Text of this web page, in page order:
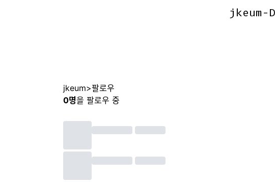
jkeum-
jkeum-
jkeum>팔로우
0명을 팔로우 중